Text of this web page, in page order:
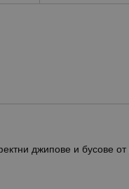
джипове и бусове от